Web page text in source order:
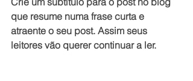
que resume numa frase curta e
atraente o seu post. Assim seus
leitores vão querer continuar a ler.